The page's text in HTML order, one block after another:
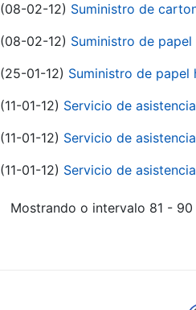
(08-02-12) Suministro de
(08-02-12) Suministro de
(25-01-12) Suministro de papel
(11-01-12) Servicio de
(11-01-12) Servicio de
(11-01-12) Servicio de
Mostrando o intervalo 81 - 90